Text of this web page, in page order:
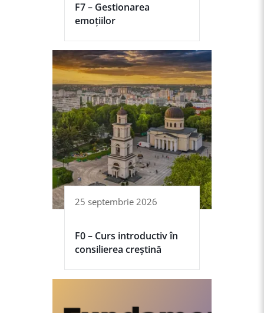
F7 – Gestionarea
emoțiilor
25 septembrie 2026
F0 – Curs introductiv în
consilierea creștină